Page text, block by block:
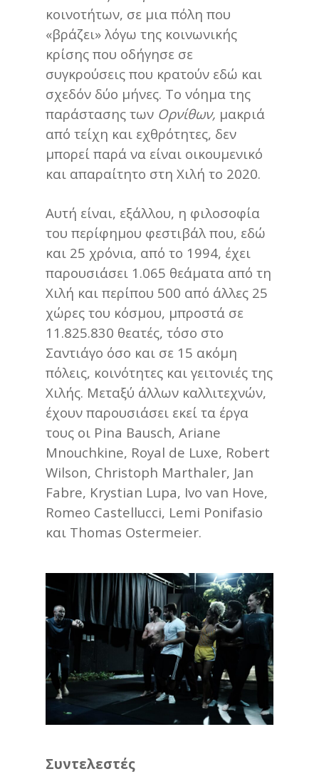
κοινοτήτων, σε μια πόλη που
«βράζει» λόγω της κοινωνικής
κρίσης που οδήγησε σε
συγκρούσεις που κρατούν εδώ και
σχεδόν δύο μήνες. Το νόημα της
παράστασης των Ορνίθων, μακριά
από τείχη και εχθρότητες, δεν
μπορεί παρά να είναι οικουμενικό
και απαραίτητο στη Χιλή το 2020.
Αυτή είναι, εξάλλου, η φιλοσοφία
του περίφημου φεστιβάλ που, εδώ
και 25 χρόνια, από το 1994, έχει
παρουσιάσει 1.065 θεάματα από τη
Χιλή και περίπου 500 από άλλες 25
χώρες του κόσμου, μπροστά σε
11.825.830 θεατές, τόσο στο
Σαντιάγο όσο και σε 15 ακόμη
πόλεις, κοινότητες και γειτονιές της
Χιλής. Μεταξύ άλλων καλλιτεχνών,
έχουν παρουσιάσει εκεί τα έργα
τους οι Pina Bausch, Ariane
Mnouchkine, Royal de Luxe, Robert
Wilson, Christoph Marthaler, Jan
Fabre, Krystian Lupa, Ivo van Hove,
Romeo Castellucci, Lemi Ponifasio
και Thomas Ostermeier.
Συντελεστές